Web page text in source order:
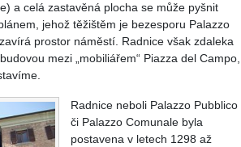
a celá zastavěná plocha se může pyšnit
jehož těžištěm je bezesporu Palazzo
prostor náměstí. Radnice však zdaleka
mezi „mobiliářem“ Piazza del Campo,
Radnice neboli Palazzo Pubblico
či Palazzo Comunale byla
postavena v letech 1298 až